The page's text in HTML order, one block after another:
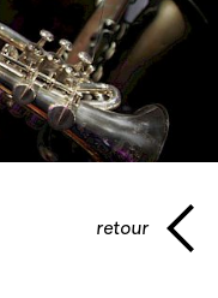
retour